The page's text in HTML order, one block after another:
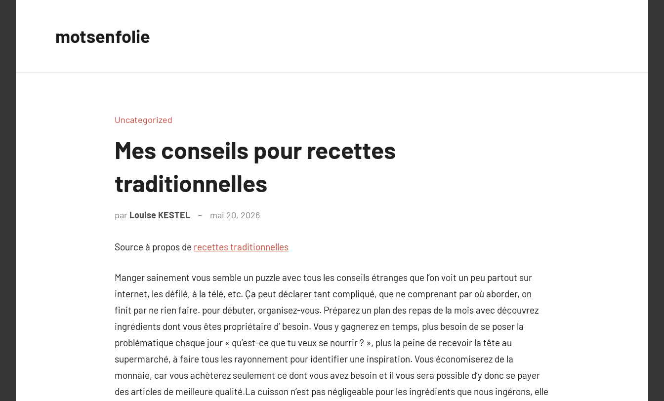
motsenfolie
Uncategorized
Mes conseils pour recettes
traditionnelles
par Louise KESTEL mai 20, 2026
Source à propos de recettes traditionnelles
Manger sainement vous semble un puzzle avec tous les conseils étranges que l’on voit un peu partout sur
internet, les défilé, à la télé, etc. Ça peut déclarer tant compliqué, que ne comprenant par où aborder, on
finit par ne rien faire. pour débuter, organisez-vous. Préparez un plan des repas de la mois avec découvrez
ingrédients dont vous êtes propriétaire d’ besoin. Vous y gagnerez en temps, plus besoin de se poser la
problématique chaque jour « qu’est-ce que tu veux se nourrir ? », plus la peine de recevoir la tête au
supermarché, à faire tous les rayonnement pour identifier une inspiration. Vous économiserez de la
monnaie, car vous achèterez seulement ce dont vous avez besoin et il vous sera possible d’y donc se payer
des articles de meilleure qualité.La cuisson n’est pas négligeable pour les ingrédients que nous ingérons, elle